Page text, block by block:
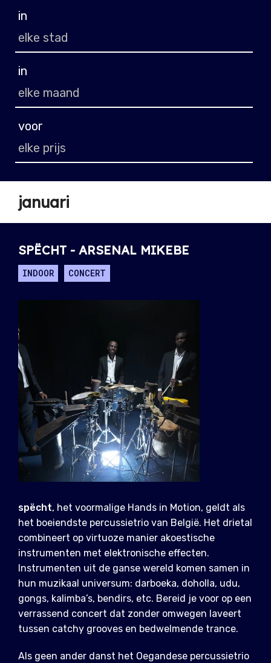
in
in
voor
januari
SPËCHT - ARSENAL MIKEBE
INDOOR CONCERT
spëcht, het voormalige Hands in Motion, geldt als
het boeiendste percussietrio van België. Het drietal
combineert op virtuoze manier akoestische
instrumenten met elektronische effecten.
Instrumenten uit de ganse wereld komen samen in
hun muzikaal universum: darboeka, doholla, udu,
gongs, kalimba’s, bendirs, etc. Bereid je voor op een
verrassend concert dat zonder omwegen laveert
tussen catchy grooves en bedwelmende trance.
Als geen ander danst het Oegandese percussietrio